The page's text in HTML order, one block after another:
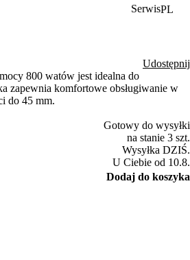
SerwisPL
Udostępnij
800 watów jest idealna do
zapewnia komfortowe obsługiwanie w
do 45 mm.
Gotowy do wysyłki
na stanie 3 szt.
Wysyłka DZIŚ.
U Ciebie od 10.8.
Dodaj do koszyka